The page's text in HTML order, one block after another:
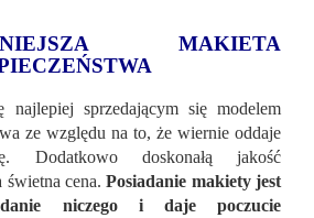
MAKIETA
najlepiej sprzedającym się modelem
ze względu na to, że wiernie oddaje
Dodatkowo doskonałą jakość
świetna cena.Posiadanie makiety jest
niczego i daje poczucie